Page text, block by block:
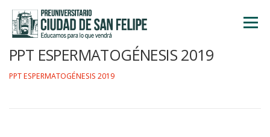
contenido
Menú
PPT ESPERMATOGÉNESIS 2019
PPT ESPERMATOGÉNESIS 2019